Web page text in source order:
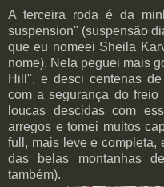
A terceira roda é da
suspension" (suspensão
que eu nomeei Sheila
nome). Nela peguei mais
Hill", e desci centenas
com a segurança do
loucas descidas com
arregos e tomei muitos
full, mais leve e completa,
das belas montanhas
também).